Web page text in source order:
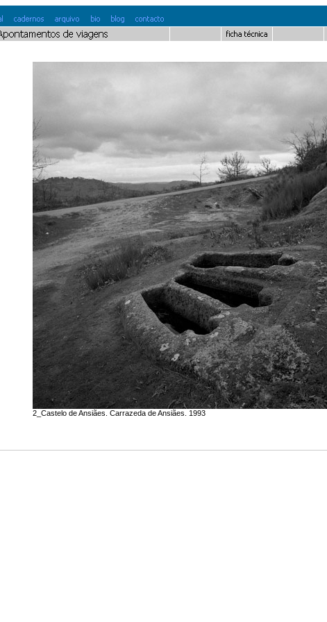
2_Castelo de Ansiães. Carrazeda de Ansiães. 1993